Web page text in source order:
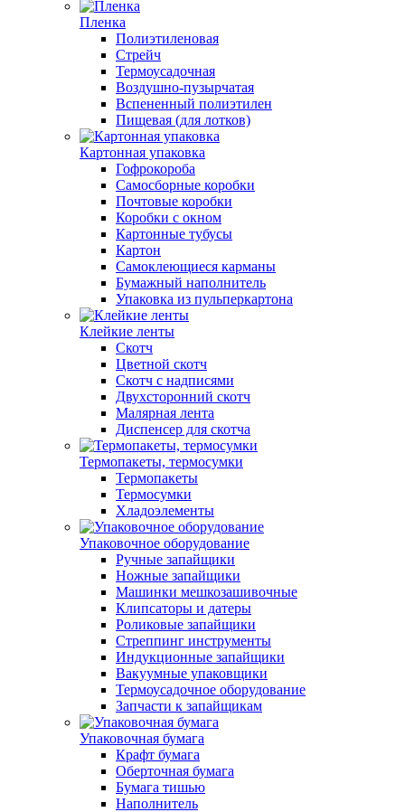
Пленка
Полиэтиленовая
Стрейч
Термоусадочная
Воздушно-пузырчатая
Вспененный полиэтилен
Пищевая (для лотков)
Картонная упаковка
Гофрокороба
Самосборные коробки
Почтовые коробки
Коробки с окном
Картонные тубусы
Картон
Самоклеющиеся карманы
Бумажный наполнитель
Упаковка из пульперкартона
Клейкие ленты
Скотч
Цветной скотч
Скотч с надписями
Двухсторонний скотч
Малярная лента
Диспенсер для скотча
Термопакеты, термосумки
Термопакеты
Термосумки
Хладоэлементы
Упаковочное оборудование
Ручные запайщики
Ножные запайщики
Машинки мешкозашивочные
Клипсаторы и датеры
Роликовые запайщики
Стреппинг инструменты
Индукционные запайщики
Вакуумные упаковщики
Термоусадочное оборудование
Запчасти к запайщикам
Упаковочная бумага
Крафт бумага
Оберточная бумага
Бумага тишью
Наполнитель